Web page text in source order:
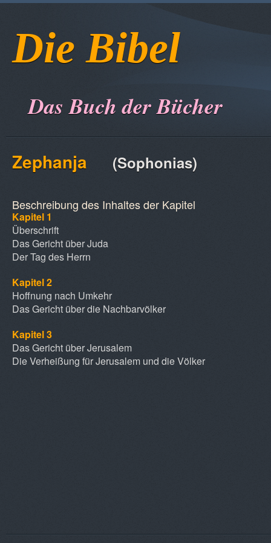
Die Bibel
Das Buch der Bücher
Zephanja (Sophonias)
Beschreibung des Inhaltes der Kapitel
Kapitel 1
Überschrift
Das Gericht über Juda
Der Tag des Herrn
Kapitel 2
Hoffnung nach Umkehr
Das Gericht über die Nachbarvölker
Kapitel 3
Das Gericht über Jerusalem
Die Verheißung für Jerusalem und die Völker